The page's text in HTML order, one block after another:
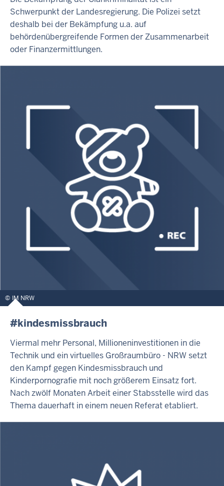
Schwerpunkt der Landesregierung. Die Polizei setzt
deshalb bei der Bekämpfung u.a. auf
behördenübergreifende Formen der Zusammenarbeit
oder Finanzermittlungen.
IM NRW
#kindesmissbrauch
Viermal mehr Personal, Millioneninvestitionen in die
Technik und ein virtuelles Großraumbüro - NRW setzt
den Kampf gegen Kindesmissbrauch und
Kinderpornografie mit noch größerem Einsatz fort.
Nach zwölf Monaten Arbeit einer Stabsstelle wird das
Thema dauerhaft in einem neuen Referat etabliert.